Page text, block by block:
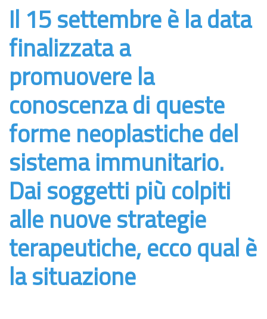
Il 15 settembre è la data
finalizzata a
promuovere la
conoscenza di queste
forme neoplastiche del
sistema immunitario.
Dai soggetti più colpiti
alle nuove strategie
terapeutiche, ecco qual è
la situazione